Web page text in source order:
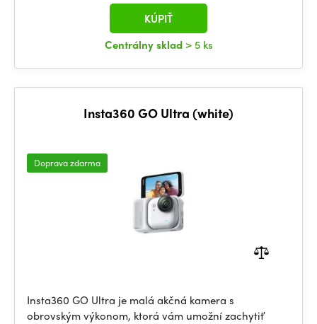
Centrálny sklad > 5 ks
KÚPIŤ
Insta360 GO Ultra (white)
Doprava zdarma
Insta360 GO Ultra je malá akčná kamera s
obrovským výkonom, ktorá vám umožní zachytiť